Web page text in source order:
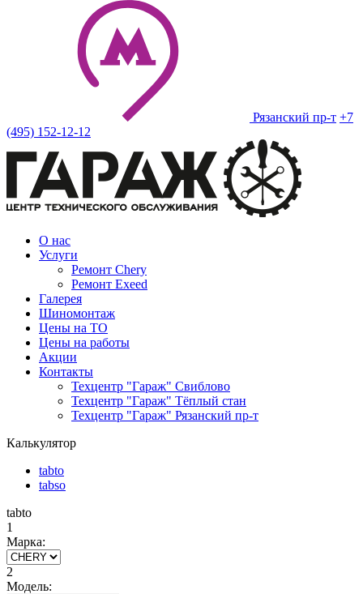
Рязанский пр-т +7
(495) 152-12-12
О нас
Услуги
Ремонт Chery
Ремонт Exeed
Галерея
Шиномонтаж
Цены на ТО
Цены на работы
Акции
Контакты
Техцентр "Гараж" Свиблово
Техцентр "Гараж" Тёплый стан
Техцентр "Гараж" Рязанский пр-т
Калькулятор
tabto
tabso
tabto
1
Марка:
2
Модель: